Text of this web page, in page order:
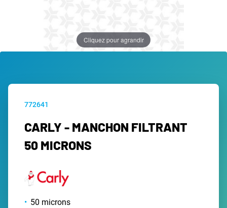
Cliquez pour agrandir
772641
CARLY - MANCHON FILTRANT
50 MICRONS
50 microns